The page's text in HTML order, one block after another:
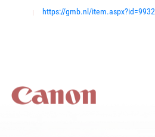
https://gmb.nl/item.aspx?id=9932